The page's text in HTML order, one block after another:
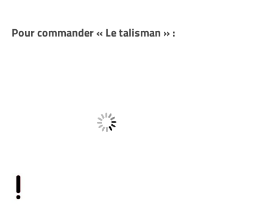
Pour commander « Le talisman » :